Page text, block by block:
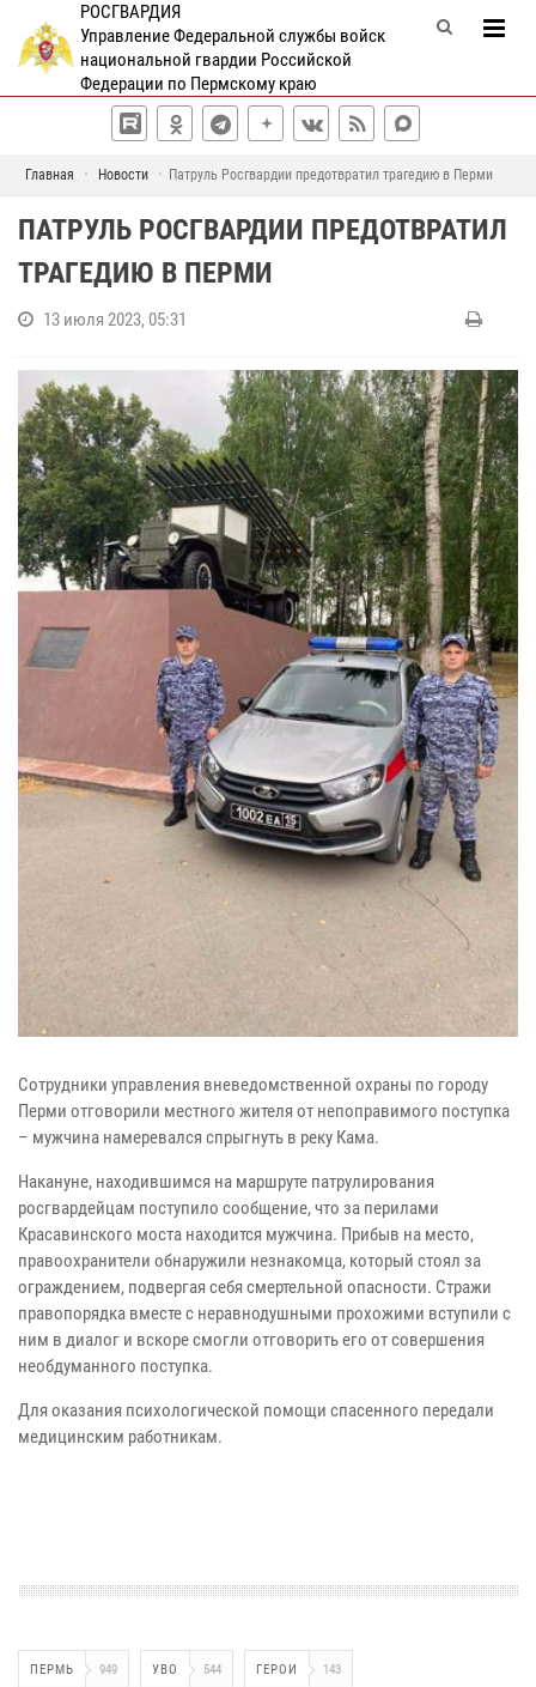
РОСГВАРДИЯ
Управление Федеральной службы войск
национальной гвардии Российской
Федерации по Пермскому краю
Главная Новости Патруль Росгвардии предотвратил трагедию в Перми
ПАТРУЛЬ РОСГВАРДИИ ПРЕДОТВРАТИЛ
ТРАГЕДИЮ В ПЕРМИ
13 июля 2023, 05:31
Сотрудники управления вневедомственной охраны по городу
Перми отговорили местного жителя от непоправимого поступка
– мужчина намеревался спрыгнуть в реку Кама.
Накануне, находившимся на маршруте патрулирования
росгвардейцам поступило сообщение, что за перилами
Красавинского моста находится мужчина. Прибыв на место,
правоохранители обнаружили незнакомца, который стоял за
ограждением, подвергая себя смертельной опасности. Стражи
правопорядка вместе с неравнодушными прохожими вступили с
ним в диалог и вскоре смогли отговорить его от совершения
необдуманного поступка.
Для оказания психологической помощи спасенного передали
медицинским работникам.
ПЕРМЬ 949 УВО 544 ГЕРОИ 143